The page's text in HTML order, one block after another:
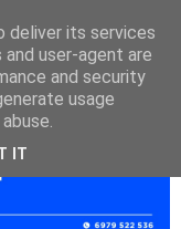
deliver its services
user-agent are
and security
usage
IT